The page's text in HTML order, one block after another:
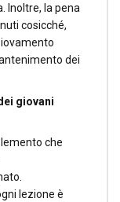
Inoltre, la pena
cosicché,
dei
giovani
che
lezione è